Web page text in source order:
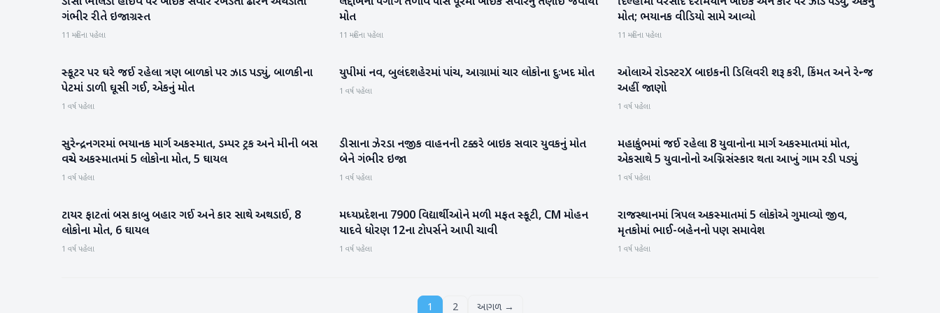
ગંભીર રીતે ઇજાગ્રસ્ત
11 મહિના પહેલા
મોત
11 મહિના પહેલા
મોત; ભયાનક વીડિયો સામે આવ્યો
11 મહિના પહેલા
રાષ્ટ્રીય
સ્કૂટર પર ઘરે જઈ રહેલા ત્રણ બાળકો પર ઝાડ પડ્યું, બાળકીના
પેટમાં ડાળી ઘૂસી ગઈ, એકનું મોત
1 વર્ષ પહેલા
રાષ્ટ્રીય
યુપીમાં નવ, બુલંદશહેરમાં પાંચ, આગ્રામાં ચાર લોકોના દુઃખદ મોત
1 વર્ષ પહેલા
બિઝનેસ
ઓલાએ રોડસ્ટરX બાઇકની ડિલિવરી શરૂ કરી, કિંમત અને રેન્જ
અહીં જાણો
1 વર્ષ પહેલા
ગુજરાત
સુરેન્દ્રનગરમાં ભયાનક માર્ગ અકસ્માત, ડમ્પર ટ્રક અને મીની બસ
વચ્ચે અકસ્માતમાં 5 લોકોના મોત, 5 ઘાયલ
1 વર્ષ પહેલા
બનાસકાંઠા
ડીસાના ઝેરડા નજીક વાહનની ટક્કરે બાઇક સવાર યુવકનું મોત
બેને ગંભીર ઇજા
1 વર્ષ પહેલા
રાષ્ટ્રીય
મહાકુંભમાં જઈ રહેલા 8 યુવાનોના માર્ગ અકસ્માતમાં મોત,
એકસાથે 5 યુવાનોનો અગ્નિસંસ્કાર થતા આખું ગામ રડી પડ્યું
1 વર્ષ પહેલા
રાષ્ટ્રીય
ટાયર ફાટતાં બસ કાબુ બહાર ગઈ અને કાર સાથે અથડાઈ, 8
લોકોના મોત, 6 ઘાયલ
1 વર્ષ પહેલા
રાષ્ટ્રીય
મધ્યપ્રદેશના 7900 વિદ્યાર્થીઓને મળી મફત સ્કૂટી, CM મોહન
યાદવે ધોરણ 12ના ટોપર્સને આપી ચાવી
1 વર્ષ પહેલા
રાષ્ટ્રીય
રાજસ્થાનમાં ત્રિપલ અકસ્માતમાં 5 લોકોએ ગુમાવ્યો જીવ,
મૃતકોમાં ભાઈ-બહેનનો પણ સમાવેશ
1 વર્ષ પહેલા
1 2 આગળ →